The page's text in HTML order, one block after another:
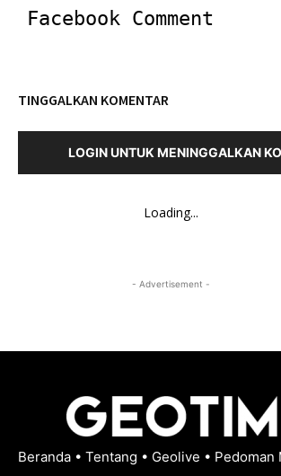
Facebook Comment
TINGGALKAN KOMENTAR
LOGIN UNTUK MENINGGALKAN
Loading...
- Advertisement -
Beranda • Tentang • Geolive • Pedoman